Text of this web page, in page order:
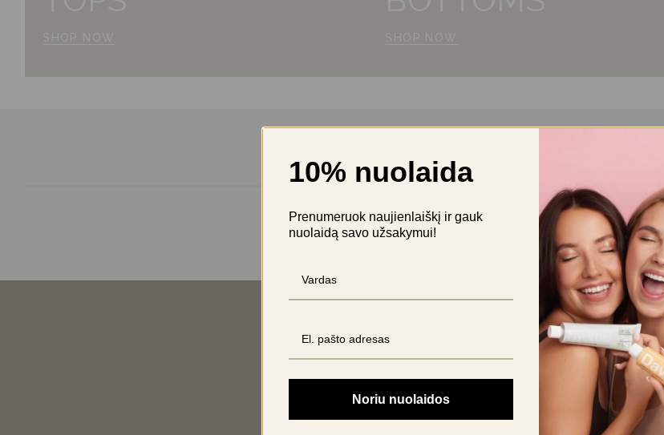
NEW ITEMS ADDED EVERY DAY
Deals of The Day
10% nuolaida
Prenumeruok naujienlaiškį ir gauk
nuolaidą savo užsakymui!
Noriu nuolaidos